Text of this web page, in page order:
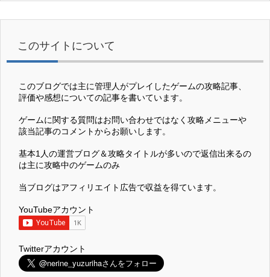
このサイトについて
このブログでは主に管理人がプレイしたゲームの攻略記事、
評価や感想についての記事を書いています。
ゲームに関する質問はお問い合わせではなく攻略メニューや
該当記事のコメントからお願いします。
基本1人の運営ブログ＆攻略タイトルが多いので返信出来るの
は主に攻略中のゲームのみ
当ブログはアフィリエイト広告で収益を得ています。
YouTubeアカウント
Twitterアカウント